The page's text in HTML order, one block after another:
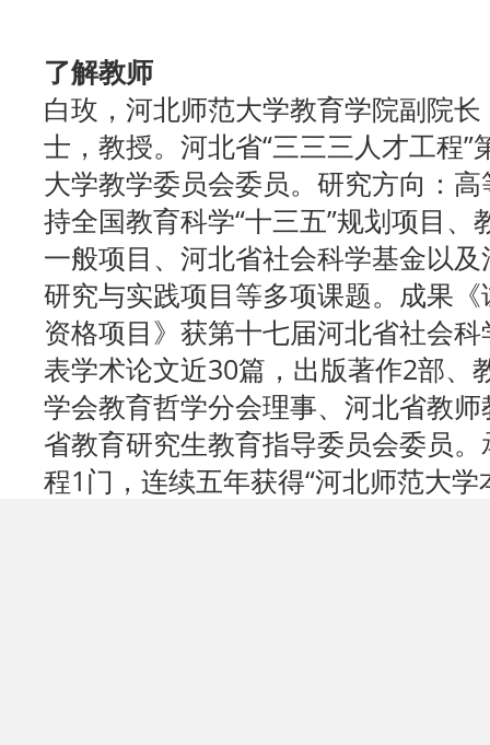
了解教师
白玫，河北师范大学教育学院副院
士，教授。河北省“三三三人才工程
大学教学委员会委员。研究方向：
持全国教育科学“十三五”规划项目
一般项目、河北省社会科学基金以
研究与实践项目等多项课题。成果
资格项目》获第十七届河北省社会
表学术论文近30篇，出版著作2部、
学会教育哲学分会理事、河北省教
省教育研究生教育指导委员会委员
程1门，连续五年获得“河北师范大